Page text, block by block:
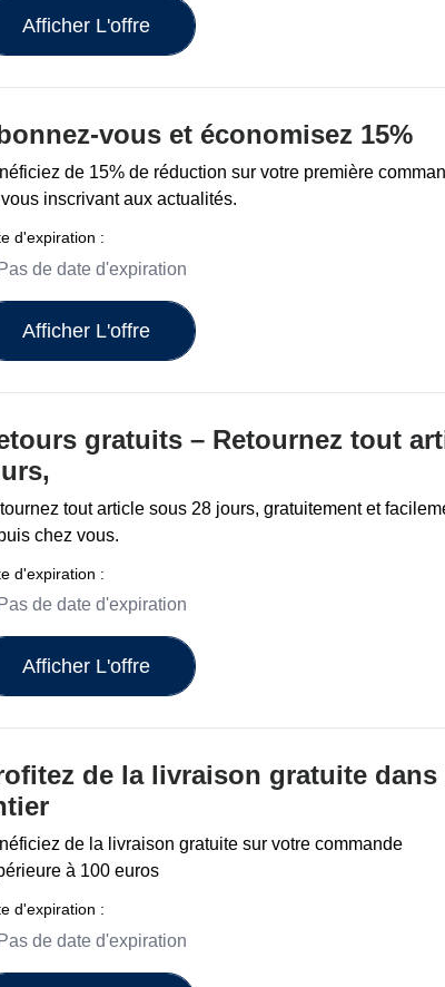
Afficher L'offre
vous et économisez 15%
de 15% de réduction sur votre première
inscrivant aux actualités.
d'expiration :
Pas de date d'expiration
Afficher L'offre
gratuits – Retournez tout
tout article sous 28 jours, gratuitement et
chez vous.
d'expiration :
Pas de date d'expiration
Afficher L'offre
de la livraison gratuite dans
de la livraison gratuite sur votre commande
à 100 euros
d'expiration :
Pas de date d'expiration